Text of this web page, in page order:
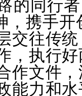
的同行
，携手
交往传
，执行
作文件
能力和